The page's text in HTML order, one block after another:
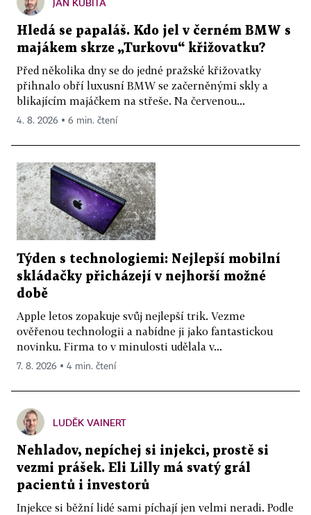
Hledá se papaláš. Kdo jel v černém BMW s
majákem skrze „Turkovu“ křižovatku?
Před několika dny se do jedné pražské křižovatky
přihnalo obří luxusní BMW se začerněnými skly a
blikajícím majáčkem na střeše. Na červenou...
4. 8. 2026 ▪ 6 min. čtení
Týden s technologiemi: Nejlepší mobilní
skládačky přicházejí v nejhorší možné
době
Apple letos zopakuje svůj nejlepší trik. Vezme
ověřenou technologii a nabídne ji jako fantastickou
novinku. Firma to v minulosti udělala v...
7. 8. 2026 ▪ 4 min. čtení
LUDĚK VAINERT
Nehladov, nepíchej si injekci, prostě si
vezmi prášek. Eli Lilly má svatý grál
pacientů i investorů
Injekce si běžní lidé sami píchají jen velmi neradi. Podle